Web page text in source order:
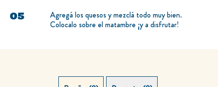
Agregá los quesos y mezclá todo muy bien.
Colocalo sobre el matambre ¡y a disfrutar!